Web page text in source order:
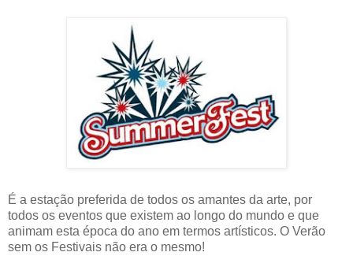
É a estação preferida de todos os amantes da arte, por
todos os eventos que existem ao longo do mundo e que
animam esta época do ano em termos artísticos. O Verão
sem os Festivais não era o mesmo!